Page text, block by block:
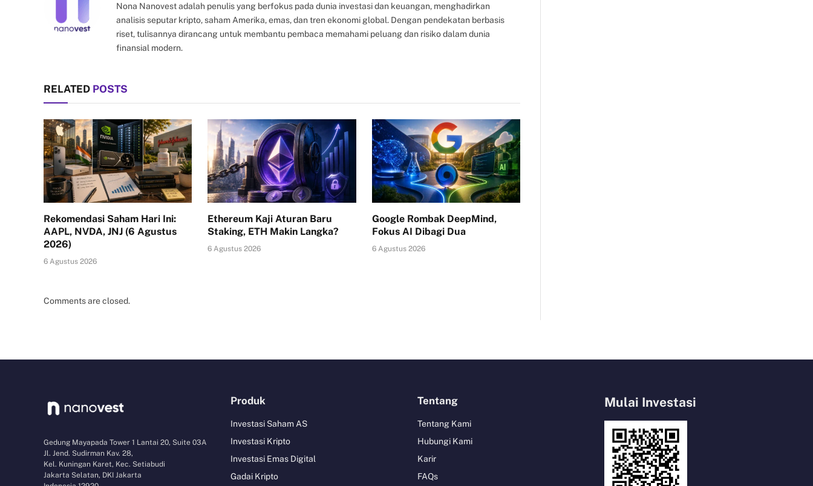
Nona Nanovest adalah penulis yang berfokus pada dunia investasi dan keuangan, menghadirkan
analisis seputar kripto, saham Amerika, emas, dan tren ekonomi global. Dengan pendekatan berbasis
riset, tulisannya dirancang untuk membantu pembaca memahami peluang dan risiko dalam dunia
finansial modern.
RELATED POSTS
Rekomendasi Saham Hari Ini:
AAPL, NVDA, JNJ (6 Agustus
2026)
6 Agustus 2026
Ethereum Kaji Aturan Baru
Staking, ETH Makin Langka?
6 Agustus 2026
Google Rombak DeepMind,
Fokus AI Dibagi Dua
6 Agustus 2026
Comments are closed.
Gedung Mayapada Tower 1 Lantai 20, Suite 03A
Jl. Jend. Sudirman Kav. 28,
Kel. Kuningan Karet, Kec. Setiabudi
Jakarta Selatan, DKI Jakarta
Produk
Investasi Saham AS
Investasi Kripto
Investasi Emas Digital
Gadai Kripto
Tentang
Tentang Kami
Hubungi Kami
Karir
FAQs
Mulai Investasi